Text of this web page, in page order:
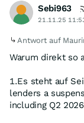
Sebi963
21.11.25
Antwort auf
Warum direkt so
1.Es steht auf
lenders a
including Q2